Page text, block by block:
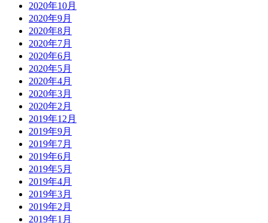
2020年10月
2020年9月
2020年8月
2020年7月
2020年6月
2020年5月
2020年4月
2020年3月
2020年2月
2019年12月
2019年9月
2019年7月
2019年6月
2019年5月
2019年4月
2019年3月
2019年2月
2019年1月